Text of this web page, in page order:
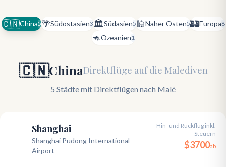
🇨🇳China5🌴Südostasien3 🏛️Südasien5 🕌Naher Osten5🏰Europa8
🦘Ozeanien1
🇨🇳ChinaDirektflüge auf die Malediven
5 Städte mit Direktflügen nach Malé
Shanghai
Shanghai Pudong International
Airport
Hin- und Rückflug inkl.
Steuern
$3700ab